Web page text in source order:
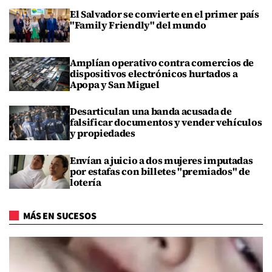
El Salvador se convierte en el primer país
"Family Friendly" del mundo
Amplían operativo contra comercios de
dispositivos electrónicos hurtados a
Apopa y San Miguel
Desarticulan una banda acusada de
falsificar documentos y vender vehículos
y propiedades
Envían a juicio a dos mujeres imputadas
por estafas con billetes "premiados" de
lotería
MÁS EN SUCESOS